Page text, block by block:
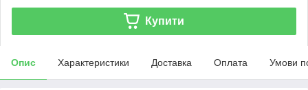
Купити
Опис Характеристики Доставка Оплата Умови